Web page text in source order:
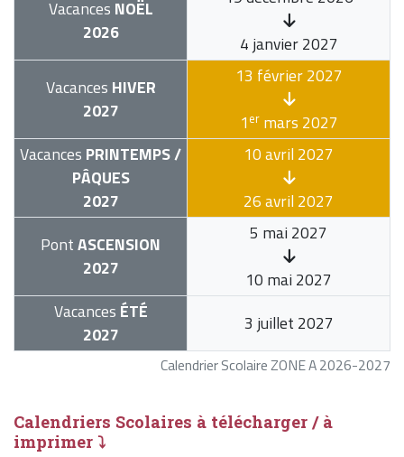
Calendrier Scolaire ZONE A 2026-2027
Vacances NOËL
2026
4 janvier 2027
Vacances HIVER
2027
13 février 2027
1ermars 2027
Vacances PRINTEMPS /
PÂQUES
2027
10 avril 2027
26 avril 2027
PontASCENSION
2027
5 mai 2027
10 mai 2027
Vacances ÉTÉ
2027
3 juillet 2027
Calendriers Scolaires à télécharger / à
imprimer ⤵